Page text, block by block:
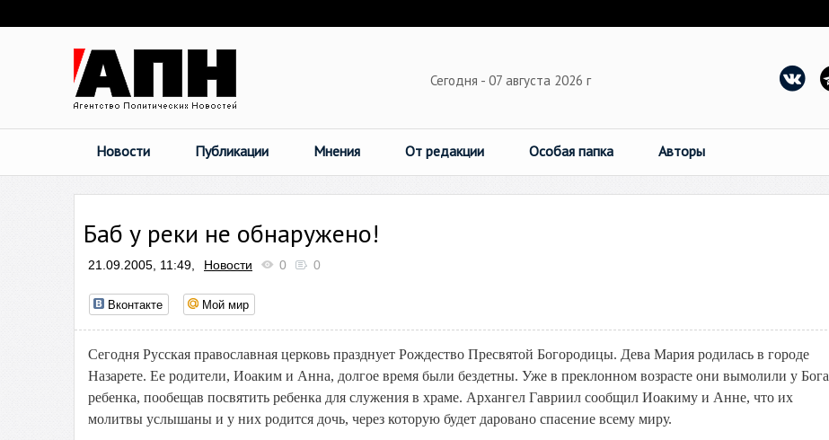
Сегодня - 07 августа 2026 г
Новости Публикации Мнения От редакции Особая папка Авторы
Баб у реки не обнаружено!
21.09.2005, 11:49, Новости 0 0
Вконтакте Мой мир
Сегодня Русская православная церковь празднует Рождество Пресвятой Богородицы. Дева Мария родилась в городе
Назарете. Ее родители, Иоаким и Анна, долгое время были бездетны. Уже в преклонном возрасте они вымолили у Бога
ребенка, пообещав посвятить ребенка для служения в храме. Архангел Гавриил сообщил Иоакиму и Анне, что их
молитвы услышаны и у них родится дочь, через которую будет даровано спасение всему миру.